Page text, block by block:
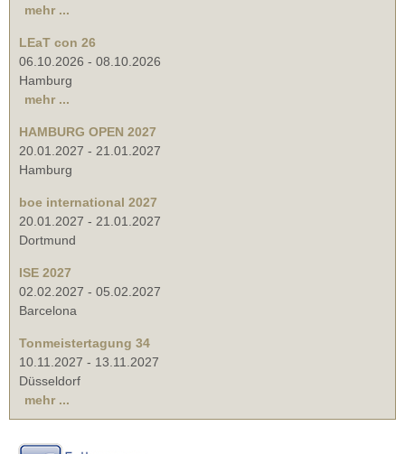
mehr ...
LEaT con 26
06.10.2026 - 08.10.2026
Hamburg
mehr ...
HAMBURG OPEN 2027
20.01.2027 - 21.01.2027
Hamburg
boe international 2027
20.01.2027 - 21.01.2027
Dortmund
ISE 2027
02.02.2027 - 05.02.2027
Barcelona
Tonmeistertagung 34
10.11.2027 - 13.11.2027
Düsseldorf
mehr ...